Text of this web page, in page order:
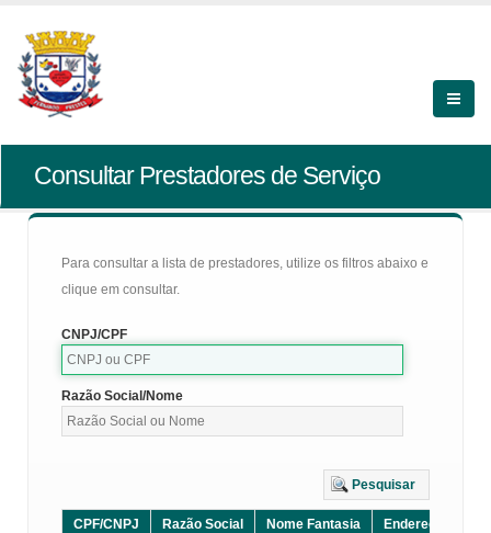
Consultar Prestadores de Serviço
Para consultar a lista de prestadores, utilize os filtros abaixo e
clique em consultar.
CNPJ/CPF
Razão Social/Nome
Pesquisar
CPF/CNPJ Razão Social Nome Fantasia Endereço